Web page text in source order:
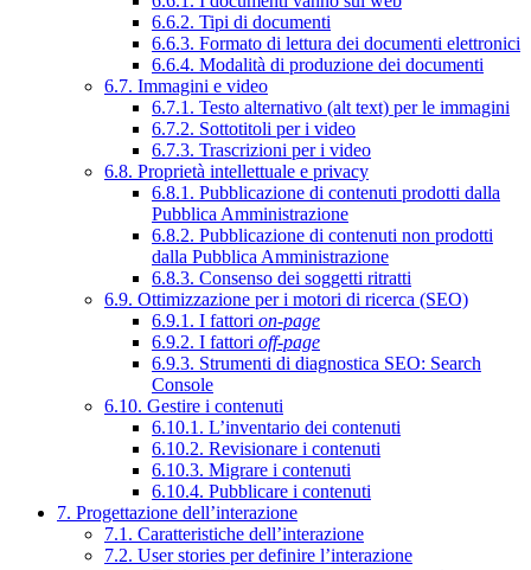
6.6.2. Tipi di documenti
6.6.3. Formato di lettura dei documenti elettronici
6.6.4. Modalità di produzione dei documenti
6.7. Immagini e video
6.7.1. Testo alternativo (alt text) per le immagini
6.7.2. Sottotitoli per i video
6.7.3. Trascrizioni per i video
6.8. Proprietà intellettuale e privacy
6.8.1. Pubblicazione di contenuti prodotti dalla
Pubblica Amministrazione
6.8.2. Pubblicazione di contenuti non prodotti
dalla Pubblica Amministrazione
6.8.3. Consenso dei soggetti ritratti
6.9. Ottimizzazione per i motori di ricerca (SEO)
6.9.1. I fattori on-page
6.9.2. I fattori off-page
6.9.3. Strumenti di diagnostica SEO: Search
Console
6.10. Gestire i contenuti
6.10.1. L’inventario dei contenuti
6.10.2. Revisionare i contenuti
6.10.3. Migrare i contenuti
6.10.4. Pubblicare i contenuti
7. Progettazione dell’interazione
7.1. Caratteristiche dell’interazione
7.2. User stories per definire l’interazione